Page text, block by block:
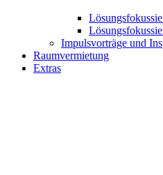
Impulsvorträge und
Raumvermietung
Extras